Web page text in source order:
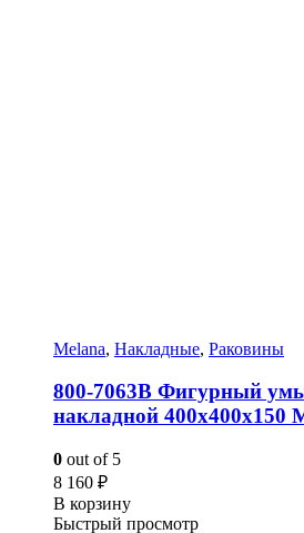
Melana, Накладные, Раковины
800-7063B Фигурный
накладной 400х400х150
0 out of 5
8 160 ₽
В корзину
Быстрый просмотр